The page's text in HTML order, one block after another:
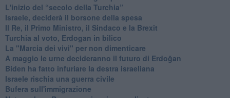
L'inizio del “secolo della Turchia”
Israele, deciderà il borsone della spesa
Il Re, il Primo Ministro, il Sindaco e la Brexit
Turchia al voto, Erdogan in bilico
La "Marcia dei vivi" per non dimenticare
A maggio le urne decideranno il futuro di Erdoğan
Biden ha fatto infuriare la destra israeliana
Israele rischia una guerra civile
Bufera sull'immigrazione